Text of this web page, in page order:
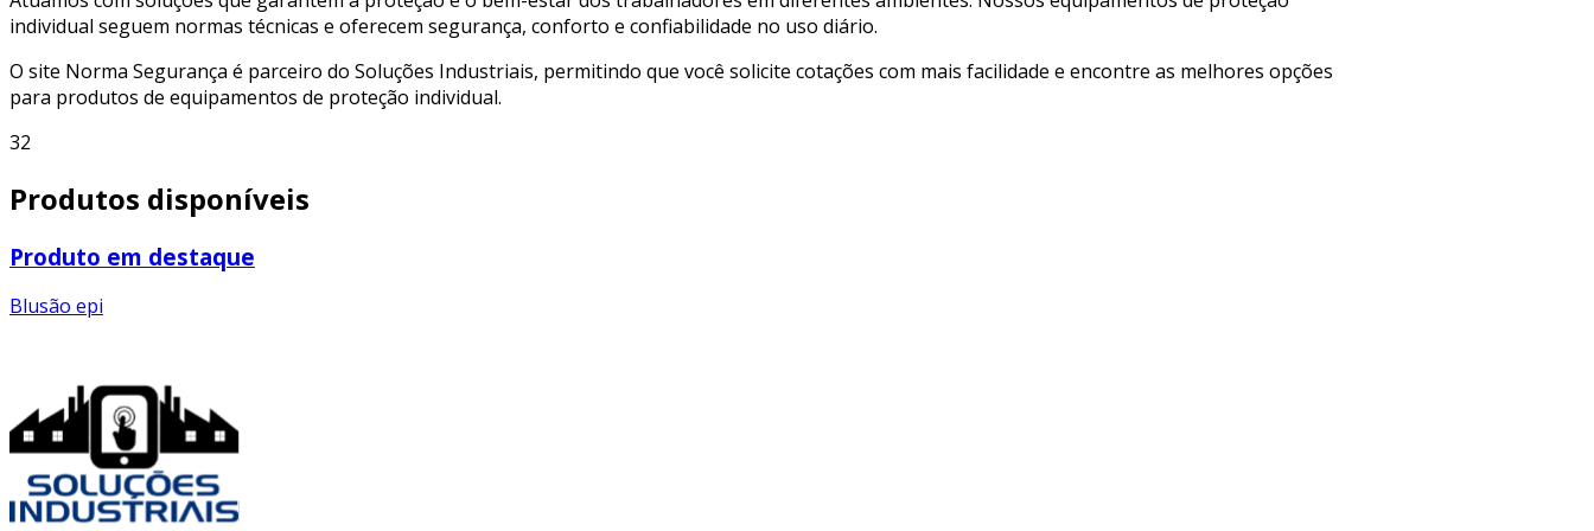
individual seguem normas técnicas e oferecem segurança, conforto e confiabilidade no uso diário.
O site Norma Segurança é parceiro do Soluções Industriais, permitindo que você solicite cotações com mais facilidade e encontre as melhores opções
para produtos de equipamentos de proteção individual.
32
Produtos disponíveis
Produto em destaque
Blusão epi